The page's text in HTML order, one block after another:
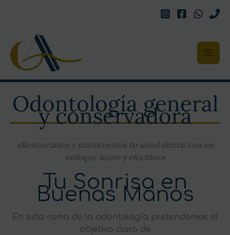
Odontología general
y conservadora
«Restauramos y mantenemos tu salud dental con un
enfoque suave y efectivo.»
Tu Sonrisa en
Buenas Manos
En esta rama de la odontología pretendemos el
objetivo claro de